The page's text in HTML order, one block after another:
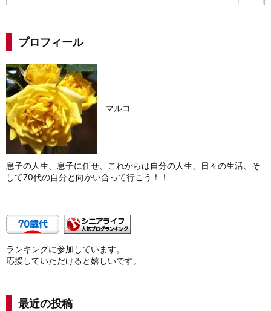
プロフィール
マルコ
息子の人生、息子に任せ、これからは自分の人生、日々の生活、そ
して70代の自分と向かい合って行こう！！
ランキングに参加しています。
応援していただけると嬉しいです。
最近の投稿